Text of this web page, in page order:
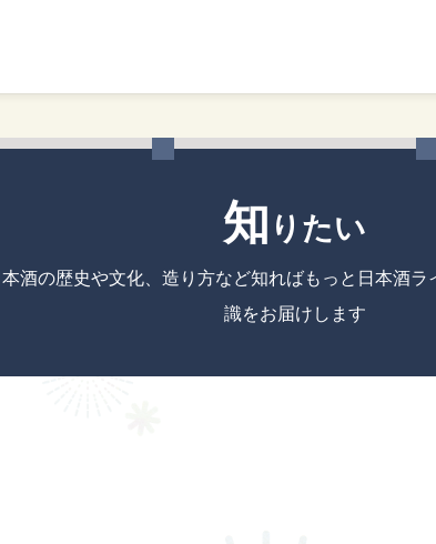
知 りたい
本酒の歴史や文化、造り方など知ればもっと日本酒ラ
識をお届けします